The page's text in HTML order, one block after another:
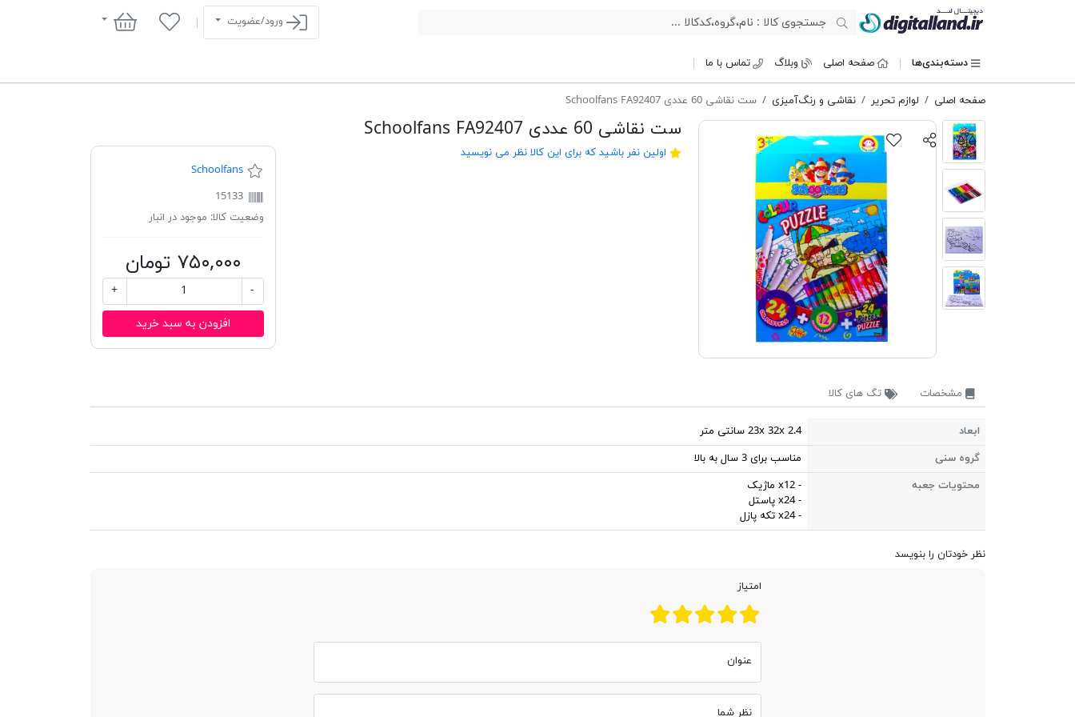
ورود/عضویت سبد خرید
دسته‌بندی‌ها صفحه اصلی وبلاگ تماس با ما
صفحه اصلی لوازم تحریر نقاشی و رنگ‌آمیزی ست نقاشی 60 عددی Schoolfans FA92407
ست نقاشی 60 عددی Schoolfans FA92407
اولین نفر باشید که برای این کالا نظر می نویسید
Schoolfans
15133
وضعیت کالا: موجود در انبار
۷۵۰,۰۰۰ تومان
-
+
افزودن به سبد خرید
مشخصات تگ های کالا
ابعاد
23x 32x 2.4 سانتی متر
گروه سنی
مناسب برای 3 سال به بالا
محتویات جعبه
- x12 ماژیک
- x24 پاستل
- x24 تکه پازل
نظر خودتان را بنویسد
امتیاز
عنوان
نظر شما